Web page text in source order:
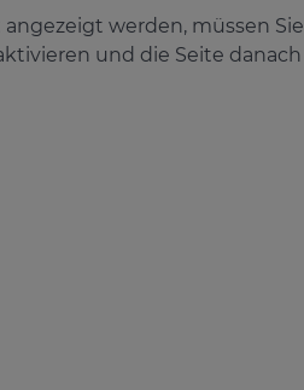
angezeigt werden, müssen
und die Seite